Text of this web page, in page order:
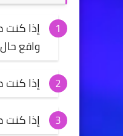
إذا
واقع
إذا
إذا